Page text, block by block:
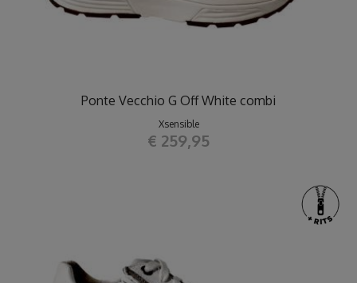
Ponte Vecchio G Off White combi
Xsensible
€ 259,95